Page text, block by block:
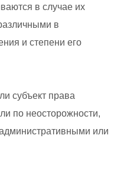
в случае их
в
и степени его
субъект права
по неосторожности,
или